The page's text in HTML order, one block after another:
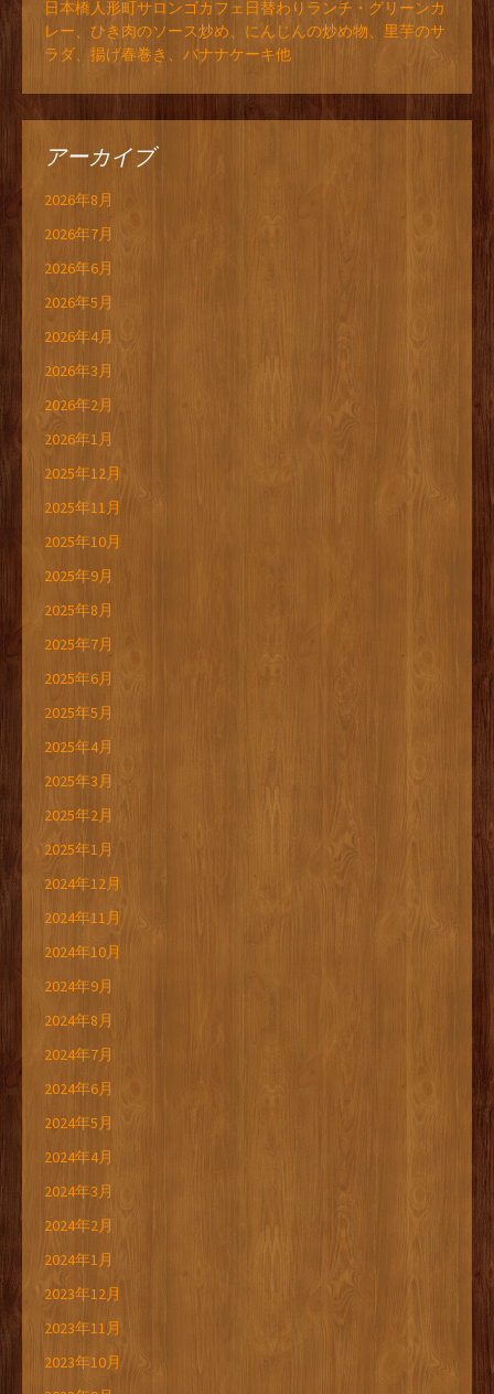
日本橋人形町サロンゴカフェ日替わりランチ・グリーンカ
レー、ひき肉のソース炒め、にんじんの炒め物、里芋のサ
ラダ、揚げ春巻き、バナナケーキ他
アーカイブ
2026年8月
2026年7月
2026年6月
2026年5月
2026年4月
2026年3月
2026年2月
2026年1月
2025年12月
2025年11月
2025年10月
2025年9月
2025年8月
2025年7月
2025年6月
2025年5月
2025年4月
2025年3月
2025年2月
2025年1月
2024年12月
2024年11月
2024年10月
2024年9月
2024年8月
2024年7月
2024年6月
2024年5月
2024年4月
2024年3月
2024年2月
2024年1月
2023年12月
2023年11月
2023年10月